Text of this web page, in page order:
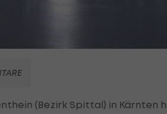
(Bezirk Spittal) in Kärnten